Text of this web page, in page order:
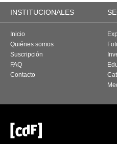
INSTITUCIONALES
Inicio
Quiénes somos
Suscripción
FAQ
Contacto